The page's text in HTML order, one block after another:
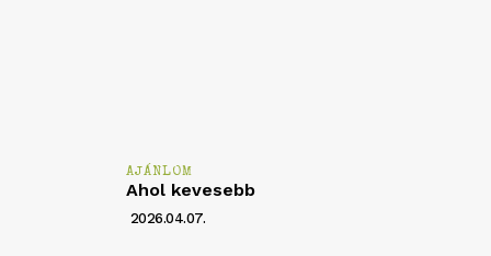
AJÁNLOM
Ahol kevesebb
2026.04.07.